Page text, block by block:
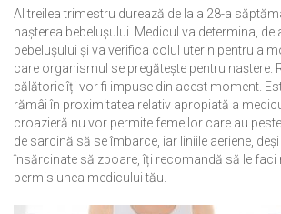
Al treilea trimestru durează de la a 28-a
nașterea bebelușului. Medicul va determina, de
bebelușului și va verifica colul uterin pentru a
care organismul se pregătește pentru naștere.
călătorie îți vor fi impuse din acest moment.
rămâi în proximitatea relativ apropiată a
croazieră nu vor permite femeilor care au
de sarcină să se îmbarce, iar liniile aeriene,
însărcinate să zboare, îți recomandă să le faci
permisiunea medicului tău.